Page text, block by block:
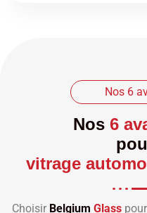
Nos 6
Nos 6
vitrage
Choisir Belgium Glass